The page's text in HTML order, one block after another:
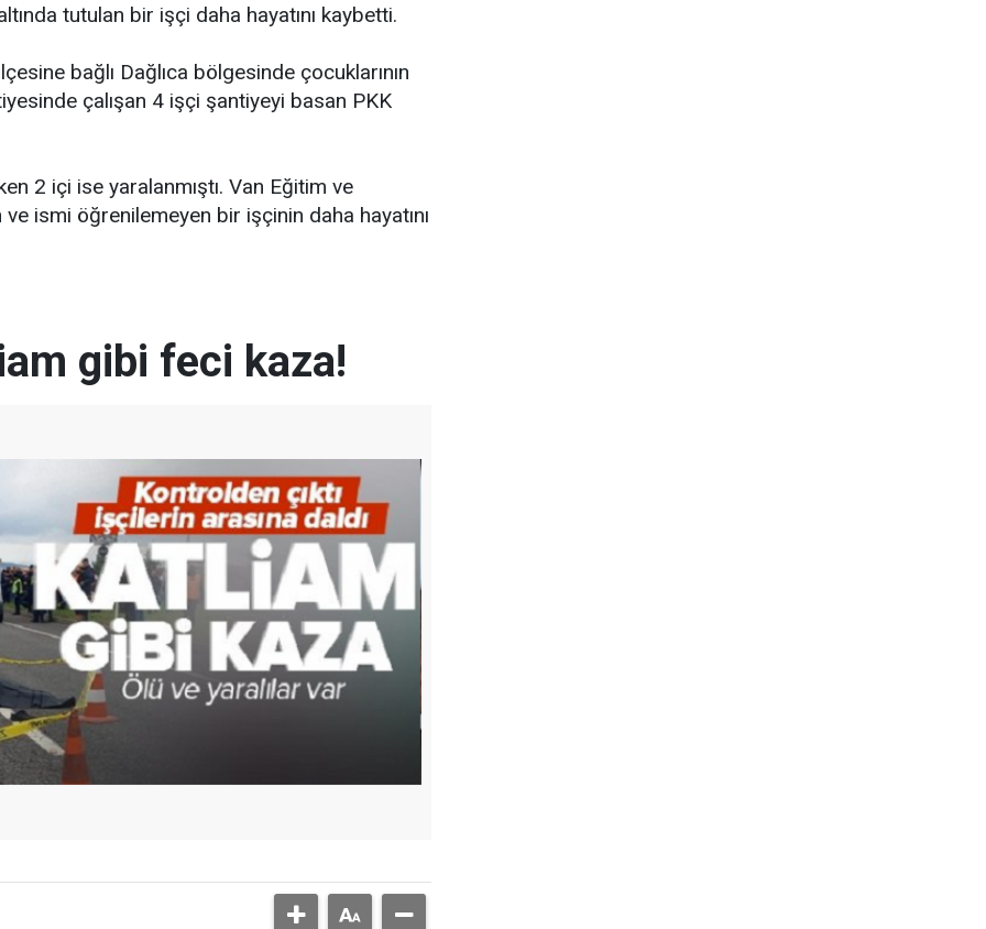
tutulan bir işçi daha hayatını kaybetti.
bağlı Dağlıca bölgesinde çocuklarının
çalışan 4 işçi şantiyeyi basan PKK
2 içi ise yaralanmıştı. Van Eğitim ve
ismi öğrenilemeyen bir işçinin daha hayatını
gibi feci kaza!